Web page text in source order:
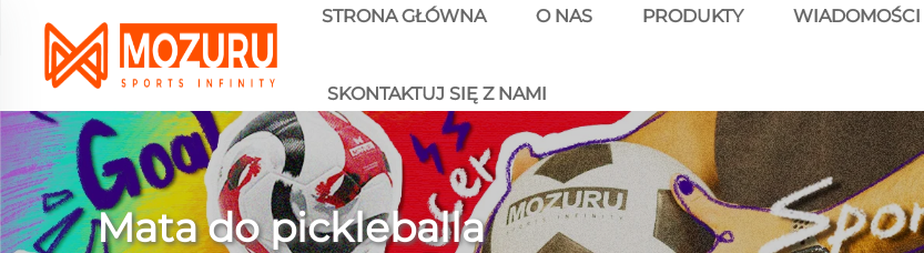
STRONA GŁÓWNA O NAS PRODUKTY WIADOMOŚCI
SKONTAKTUJ SIĘ Z NAMI
Mata do pickleballa